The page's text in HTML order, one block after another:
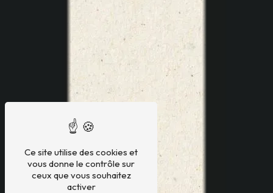
Ce site utilise des cookies et
vous donne le contrôle sur
ceux que vous souhaitez
activer